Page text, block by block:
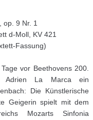
op. 9 Nr. 1
d-Moll, KV 421
Fassung)
vor Beethovens 200.
Adrien La Marca ein
Die Künstlerische
Geigerin spielt mit dem
Mozarts Sinfonia